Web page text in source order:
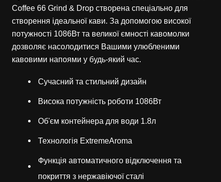
Coffee 66 Grind & Drop створена спеціально для
створення ідеальної кави. За допомогою високої
потужності 1086Вт та великої ємності кавомолки
дозволяє насолодитися Вашими улюбленими
кавовими напоями у будь-який час.
Сучасний та стильний дизайн
Висока потужність роботи 1086Вт
Об'єм контейнера для води 1.8л
Технологія ExtremeAroma
Функція автоматичного відключення та
покриття з нержавіючої сталі